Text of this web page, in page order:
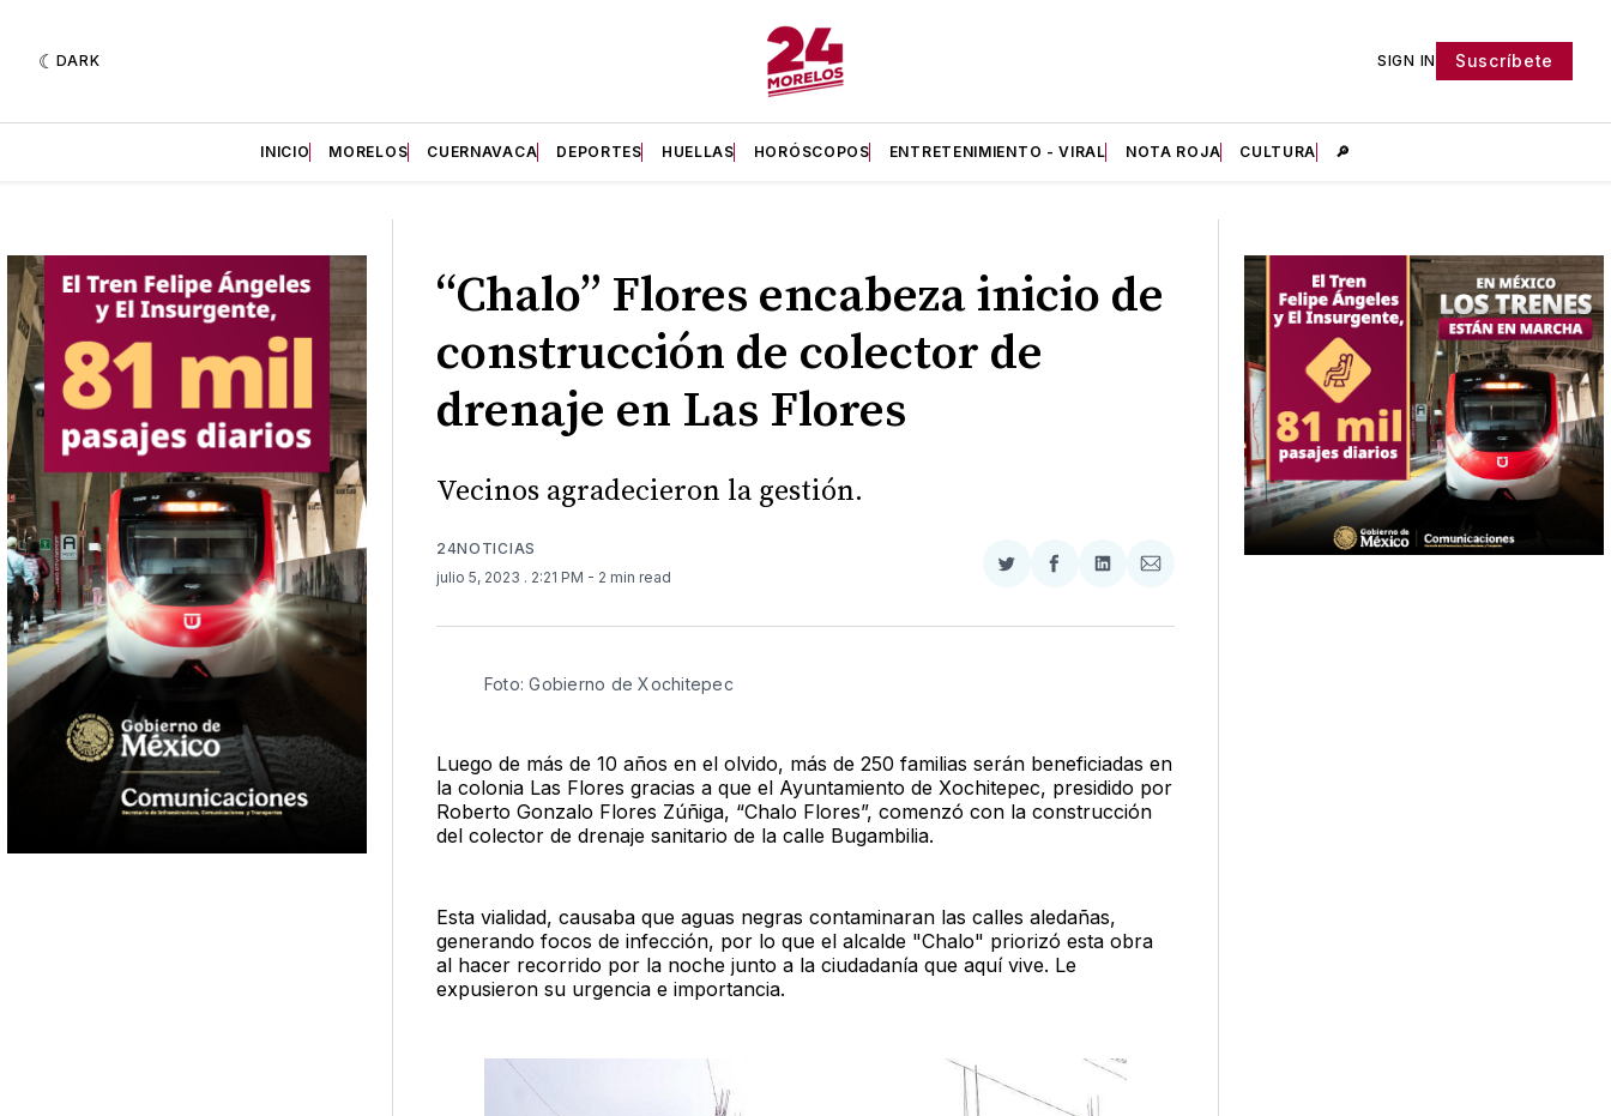
DARK SIGN IN Suscríbete
INICIO MORELOS CUERNAVACA DEPORTES HUELLAS HORÓSCOPOS ENTRETENIMIENTO - VIRAL NOTA ROJA CULTURA 🔎
“Chalo” Flores encabeza inicio de
construcción de colector de
drenaje en Las Flores
Vecinos agradecieron la gestión.
24NOTICIAS
julio 5, 2023 . 2:21 PM - 2 min read
Compartir
Twitter
Compartir
Facebook
Compartir
LinkedIn
Compartir
Email
Foto: Gobierno de Xochitepec
Luego de más de 10 años en el olvido, más de 250 familias serán beneficiadas en
la colonia Las Flores gracias a que el Ayuntamiento de Xochitepec, presidido por
Roberto Gonzalo Flores Zúñiga, “Chalo Flores”, comenzó con la construcción
del colector de drenaje sanitario de la calle Bugambilia.
Esta vialidad, causaba que aguas negras contaminaran las calles aledañas,
generando focos de infección, por lo que el alcalde "Chalo" priorizó esta obra
al hacer recorrido por la noche junto a la ciudadanía que aquí vive. Le
expusieron su urgencia e importancia.